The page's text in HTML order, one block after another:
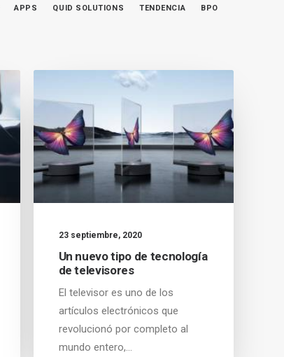
APPS QUID SOLUTIONS TENDENCIA BPO
23 septiembre, 2020
Un nuevo tipo de tecnología
de televisores
El televisor es uno de los
artículos electrónicos que
revolucionó por completo al
mundo entero,…